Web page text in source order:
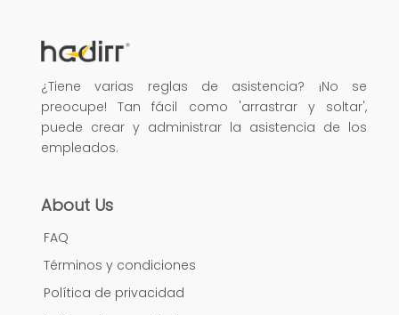
¿Tiene varias reglas de asistencia? ¡No se
preocupe! Tan fácil como 'arrastrar y soltar',
puede crear y administrar la asistencia de los
empleados.
About Us
FAQ
Términos y condiciones
Política de privacidad